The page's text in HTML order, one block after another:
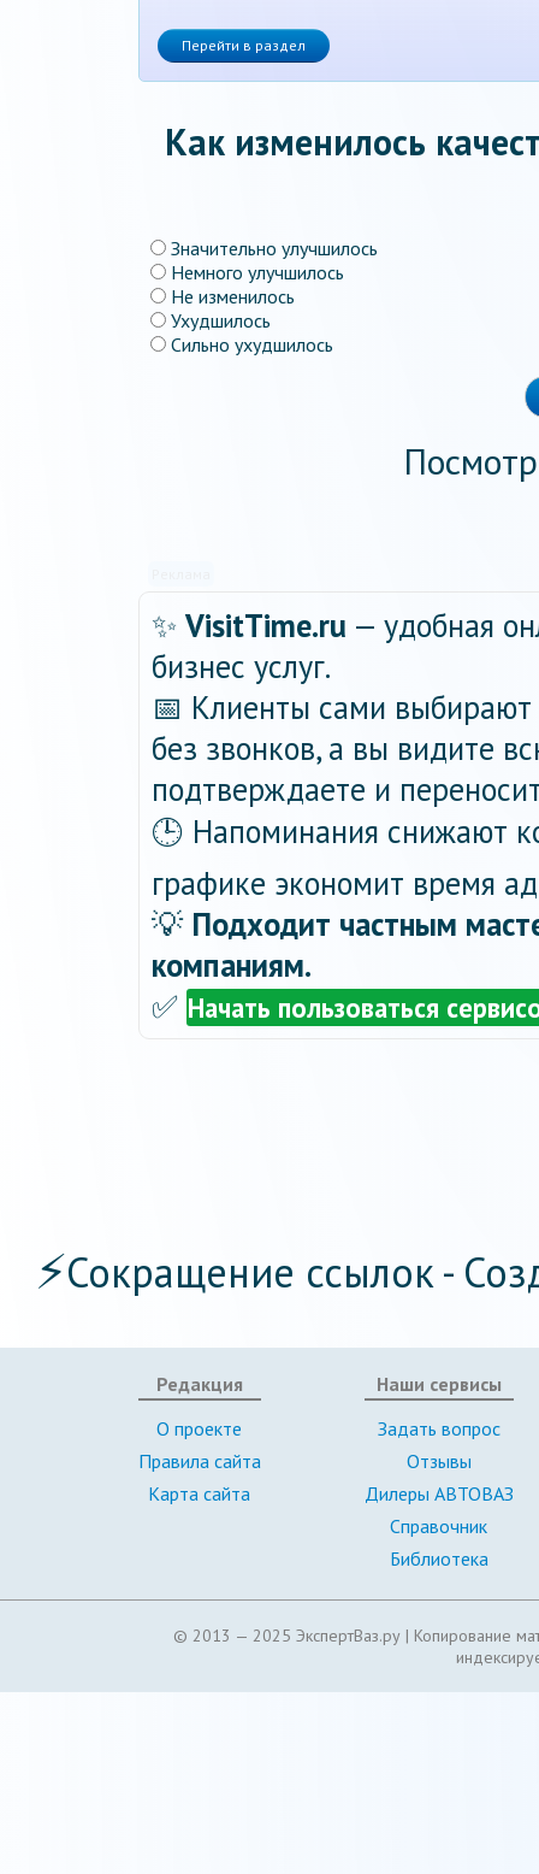
Перейти в раздел
Как изменилось
Значительно улучшилось
Немного улучшилось
Не изменилось
Ухудшилось
Сильно ухудшилось
✨ VisitTime.ru — удобная
бизнес услуг.
📅 Клиенты сами
без звонков, а вы видите
подтверждаете и
🕒 Напоминания снижают
графике экономит время
💡 Подходит частным
компаниям.
✅ Начать пользоваться
⚡Сокращение ссылок -
Редакция
О проекте
Правила сайта
Карта сайта
Наши сервисы
Задать вопрос
Отзывы
Дилеры АВТОВАЗ
Справочник
Библиотека
© 2013 — 2025 ЭкспертВаз.ру | Копирование